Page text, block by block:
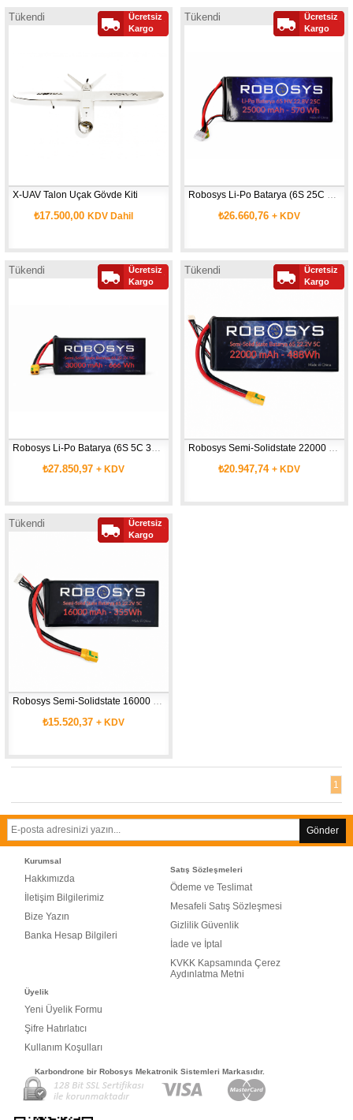
Tükendi
X-UAV Talon Uçak Gövde Kiti
₺17.500,00KDV Dahil
Ücretsiz
Kargo
Tükendi
Robosys Li-Po Batarya (6S 25C 25000mAh)
₺26.660,76+ KDV
Ücretsiz
Kargo
Tükendi
Robosys Li-Po Batarya (6S 5C 30000mAh)
₺27.850,97+ KDV
Ücretsiz
Kargo
Tükendi
Robosys Semi-Solidstate 22000 mAh batarya ( 22.2V 5C)
₺20.947,74+ KDV
Ücretsiz
Kargo
Tükendi
Robosys Semi-Solidstate 16000 mAh batarya ( 22.2V 5C)
₺15.520,37+ KDV
Ücretsiz
Kargo
1
Gönder
Kurumsal
Hakkımızda
İletişim Bilgilerimiz
Bize Yazın
Banka Hesap Bilgileri
Satış Sözleşmeleri
Ödeme ve Teslimat
Mesafeli Satış Sözleşmesi
Gizlilik Güvenlik
İade ve İptal
KVKK Kapsamında Çerez
Aydınlatma Metni
Üyelik
Yeni Üyelik Formu
Şifre Hatırlatıcı
Kullanım Koşulları
Karbondrone bir Robosys Mekatronik Sistemleri Markasıdır.